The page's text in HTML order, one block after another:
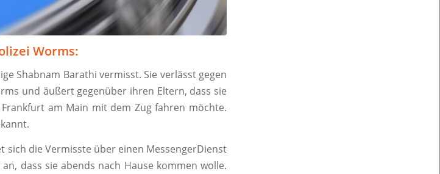
Worms:
Shabnam Barathi vermisst. Sie verlässt gegen
und äußert gegenüber ihren Eltern, dass sie
am Main mit dem Zug fahren möchte.
sich die Vermisste über einen MessengerDienst
dass sie abends nach Hause kommen wolle.